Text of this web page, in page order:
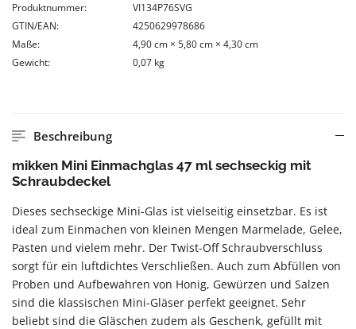
Produktnummer:
VI134P76SVG
GTIN/EAN:
4250629978686
Maße:
4,90 cm × 5,80 cm × 4,30 cm
Gewicht:
0,07 kg
Beschreibung
mikken Mini Einmachglas 47 ml sechseckig mit
Schraubdeckel
Dieses sechseckige Mini-Glas ist vielseitig einsetzbar. Es ist
ideal zum Einmachen von kleinen Mengen Marmelade, Gelee,
Pasten und vielem mehr. Der Twist-Off Schraubverschluss
sorgt für ein luftdichtes Verschließen. Auch zum Abfüllen von
Proben und Aufbewahren von Honig, Gewürzen und Salzen
sind die klassischen Mini-Gläser perfekt geeignet. Sehr
beliebt sind die Gläschen zudem als Geschenk, gefüllt mit